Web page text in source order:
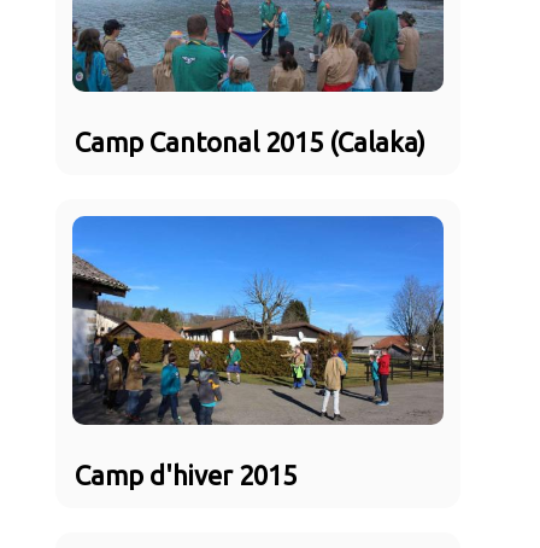
Camp Cantonal 2015 (Calaka)
Camp d'hiver 2015